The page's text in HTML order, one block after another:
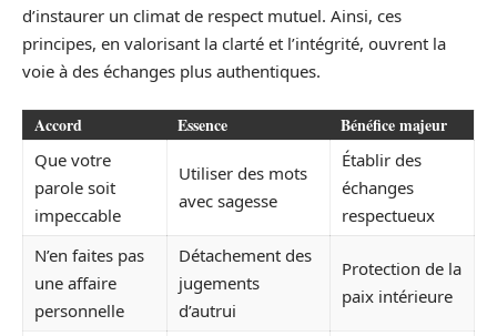
d’instaurer un climat de respect mutuel. Ainsi, ces
principes, en valorisant la clarté et l’intégrité, ouvrent la
voie à des échanges plus authentiques.
Accord Essence Bénéfice majeur
Que votre
parole soit
impeccable
Utiliser des mots
avec sagesse
Établir des
échanges
respectueux
N’en faites pas
une affaire
personnelle
Détachement des
jugements
d’autrui
Protection de la
paix intérieure